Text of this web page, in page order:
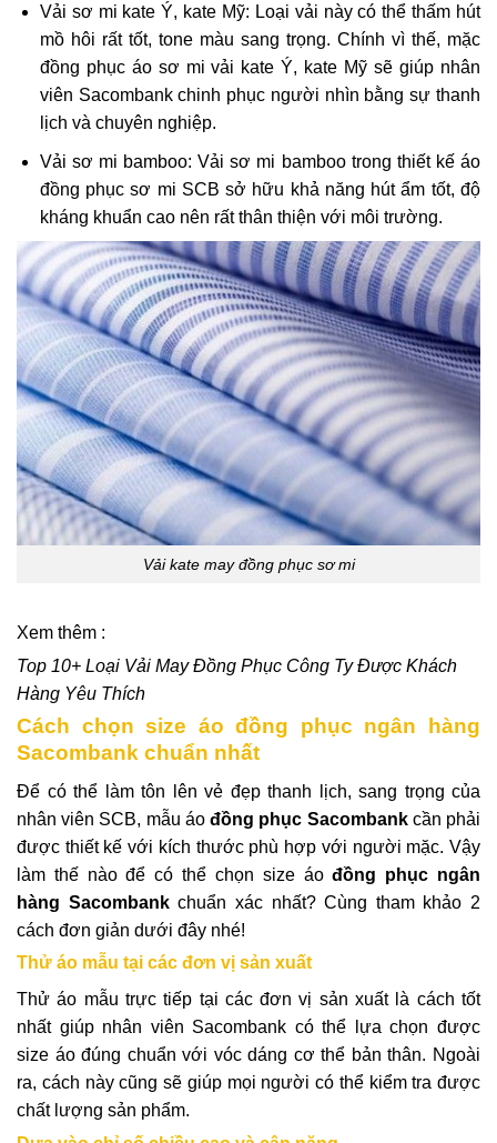
Vải sơ mi kate Ý, kate Mỹ: Loại vải này có thể thấm hút
mồ hôi rất tốt, tone màu sang trọng. Chính vì thế, mặc
đồng phục áo sơ mi vải kate Ý, kate Mỹ sẽ giúp nhân
viên Sacombank chinh phục người nhìn bằng sự thanh
lịch và chuyên nghiệp.
Vải sơ mi bamboo: Vải sơ mi bamboo trong thiết kế áo
đồng phục sơ mi SCB sở hữu khả năng hút ẩm tốt, độ
kháng khuẩn cao nên rất thân thiện với môi trường.
Vải kate may đồng phục sơ mi
Xem thêm :
Top 10+ Loại Vải May Đồng Phục Công Ty Được Khách
Hàng Yêu Thích
Cách chọn size áo đồng phục ngân hàng
Sacombank chuẩn nhất
Để có thể làm tôn lên vẻ đẹp thanh lịch, sang trọng của
nhân viên SCB, mẫu áođồng phục Sacombankcần phải
được thiết kế với kích thước phù hợp với người mặc. Vậy
làm thế nào để có thể chọn size áođồng phục ngân
hàng Sacombankchuẩn xác nhất? Cùng tham khảo 2
cách đơn giản dưới đây nhé!
Thử áo mẫu tại các đơn vị sản xuất
Thử áo mẫu trực tiếp tại các đơn vị sản xuất là cách tốt
nhất giúp nhân viên Sacombank có thể lựa chọn được
size áo đúng chuẩn với vóc dáng cơ thể bản thân. Ngoài
ra, cách này cũng sẽ giúp mọi người có thể kiểm tra được
chất lượng sản phẩm.